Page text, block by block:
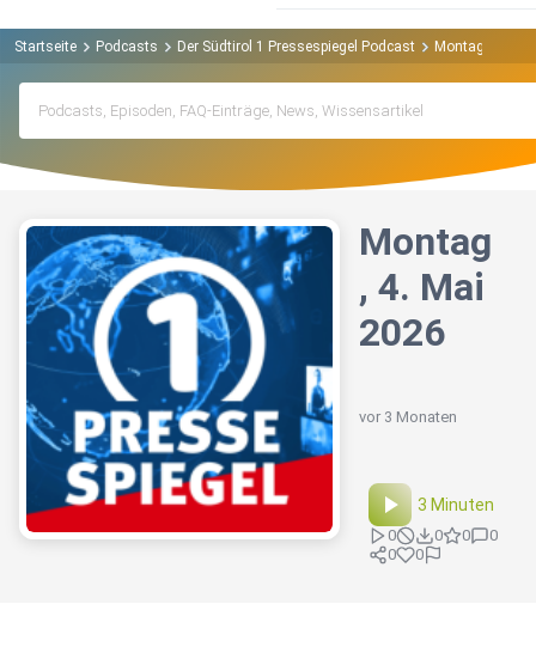
Startseite Podcasts Der Südtirol 1 Pressespiegel Podcast Montag, 4. Mai
Montag
, 4. Mai
2026
vor 3 Monaten
3 Minuten
0 0 0
0
0
0